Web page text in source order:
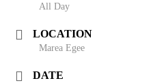
All Day
LOCATION
Marea Egee
DATE